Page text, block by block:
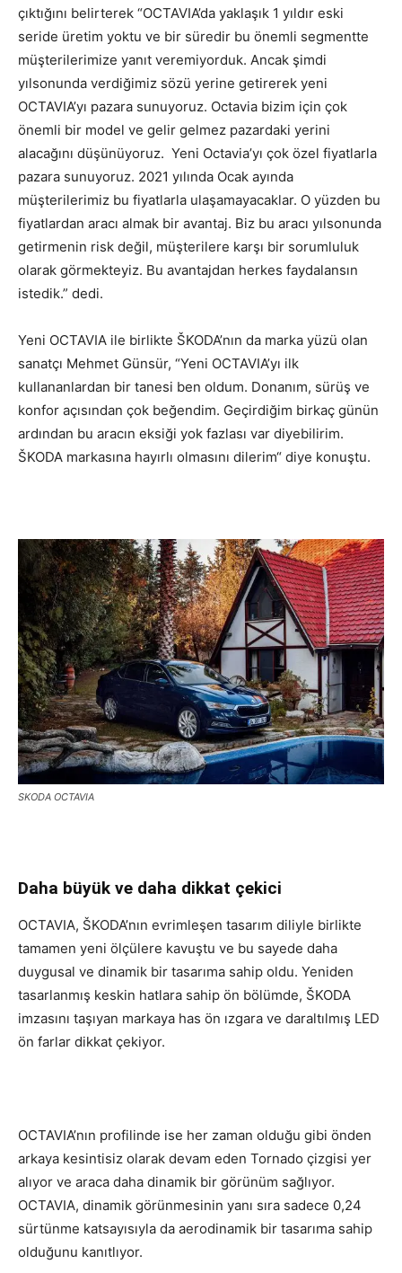
çıktığını belirterek “OCTAVIA’da yaklaşık 1 yıldır eski
seride üretim yoktu ve bir süredir bu önemli segmentte
müşterilerimize yanıt veremiyorduk. Ancak şimdi
yılsonunda verdiğimiz sözü yerine getirerek yeni
OCTAVIA’yı pazara sunuyoruz. Octavia bizim için çok
önemli bir model ve gelir gelmez pazardaki yerini
alacağını düşünüyoruz. Yeni Octavia’yı çok özel fiyatlarla
pazara sunuyoruz. 2021 yılında Ocak ayında
müşterilerimiz bu fiyatlarla ulaşamayacaklar. O yüzden bu
fiyatlardan aracı almak bir avantaj. Biz bu aracı yılsonunda
getirmenin risk değil, müşterilere karşı bir sorumluluk
olarak görmekteyiz. Bu avantajdan herkes faydalansın
istedik.” dedi.
Yeni OCTAVIA ile birlikte ŠKODA’nın da marka yüzü olan
sanatçı Mehmet Günsür, “Yeni OCTAVIA’yı ilk
kullananlardan bir tanesi ben oldum. Donanım, sürüş ve
konfor açısından çok beğendim. Geçirdiğim birkaç günün
ardından bu aracın eksiği yok fazlası var diyebilirim.
ŠKODA markasına hayırlı olmasını dilerim“ diye konuştu.
SKODA OCTAVIA
Daha büyük ve daha dikkat çekici
OCTAVIA, ŠKODA’nın evrimleşen tasarım diliyle birlikte
tamamen yeni ölçülere kavuştu ve bu sayede daha
duygusal ve dinamik bir tasarıma sahip oldu. Yeniden
tasarlanmış keskin hatlara sahip ön bölümde, ŠKODA
imzasını taşıyan markaya has ön ızgara ve daraltılmış LED
ön farlar dikkat çekiyor.
OCTAVIA’nın profilinde ise her zaman olduğu gibi önden
arkaya kesintisiz olarak devam eden Tornado çizgisi yer
alıyor ve araca daha dinamik bir görünüm sağlıyor.
OCTAVIA, dinamik görünmesinin yanı sıra sadece 0,24
sürtünme katsayısıyla da aerodinamik bir tasarıma sahip
olduğunu kanıtlıyor.